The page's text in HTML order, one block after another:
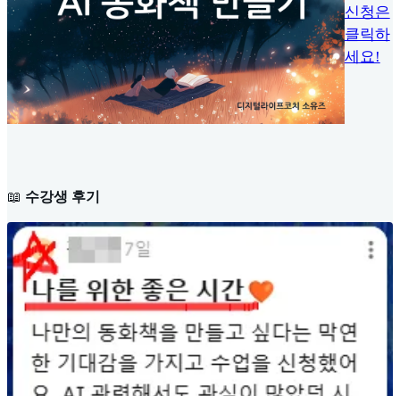
신청은
클릭하
세요!
📖 수강생 후기